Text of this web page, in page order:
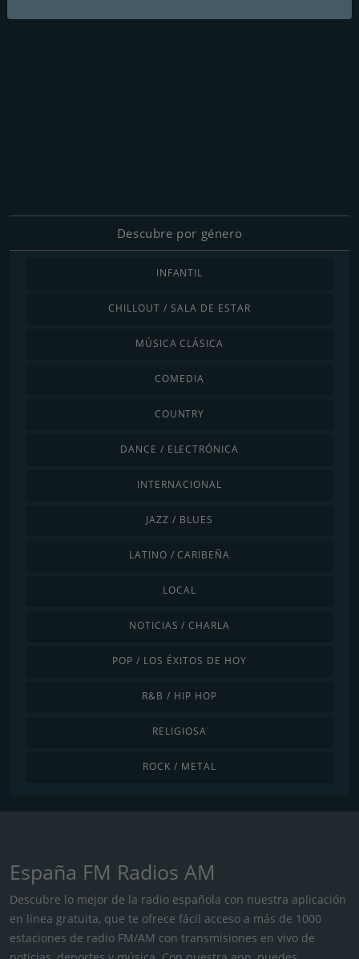
Descubre por género
INFANTIL
CHILLOUT / SALA DE ESTAR
MÚSICA CLÁSICA
COMEDIA
COUNTRY
DANCE / ELECTRÓNICA
INTERNACIONAL
JAZZ / BLUES
LATINO / CARIBEÑA
LOCAL
NOTICIAS / CHARLA
POP / LOS ÉXITOS DE HOY
R&B / HIP HOP
RELIGIOSA
ROCK / METAL
España FM Radios AM
Descubre lo mejor de la radio española con nuestra aplicación
en línea gratuita, que te ofrece fácil acceso a más de 1000
estaciones de radio FM/AM con transmisiones en vivo de